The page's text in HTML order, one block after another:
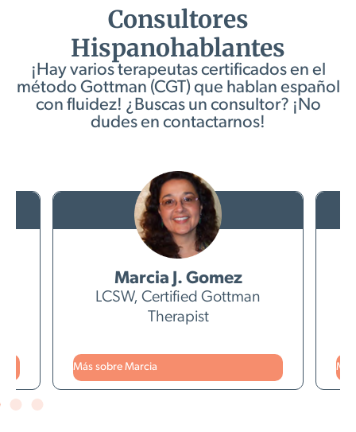
Consultores
Hispanohablantes
¡Hay varios terapeutas certificados en el
método Gottman (CGT) que hablan español
con fluidez! ¿Buscas un consultor? ¡No
dudes en contactarnos!
Marcia J. Gomez
LCSW, Certified Gottman
Therapist
Más sobre Marcia